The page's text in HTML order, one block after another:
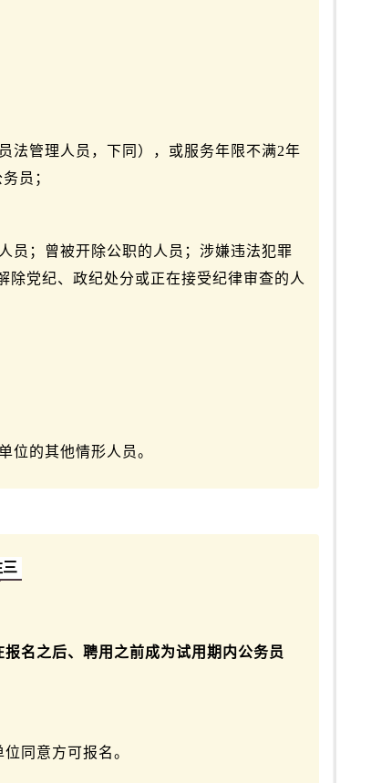
法管理人员，下同），或服务年限不满2年
员；
员；曾被开除公职的人员；涉嫌违法犯罪
除党纪、政纪处分或正在接受纪律审查的人
位的其他情形人员。
三
报名之后、聘用之前成为试用期内公务员
同意方可报名。